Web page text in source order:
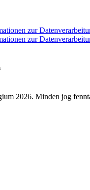
zur
zur
2026. Minden jog